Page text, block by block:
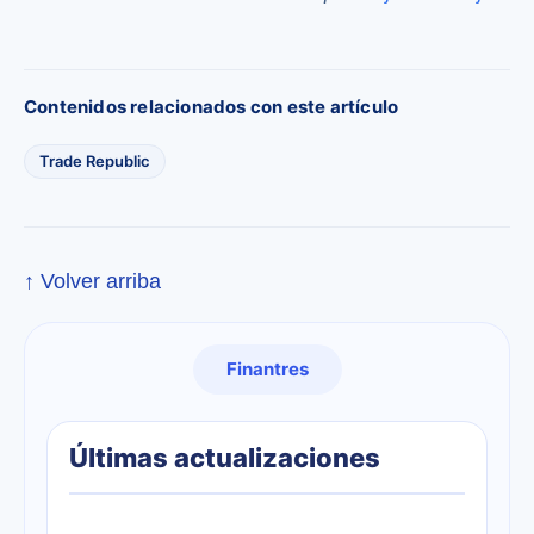
Contenidos relacionados con este artículo
Trade Republic
↑ Volver arriba
Finantres
Últimas actualizaciones